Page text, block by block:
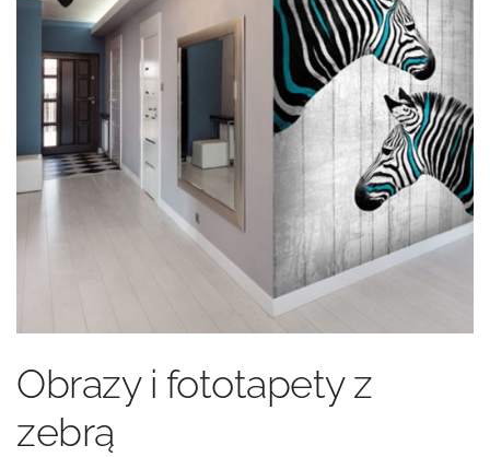
Obrazy i fototapety z
zebrą